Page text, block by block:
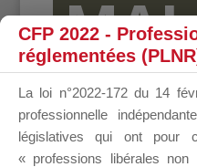
CFP 2022 -
réglementées
La loi n°2022-172 du 14
professionnelle
législatives qui ont pour
« professions libérales